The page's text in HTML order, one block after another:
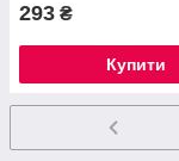
293 ₴
Купити